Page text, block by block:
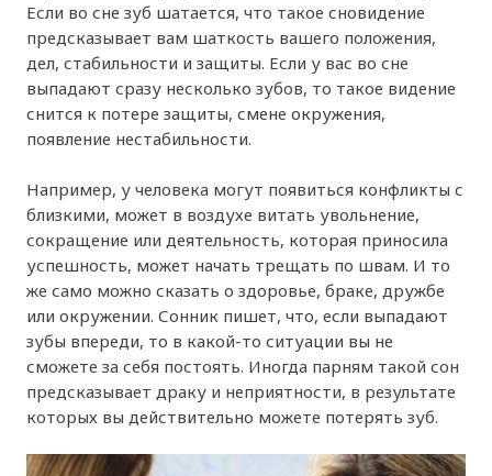
Если во сне зуб шатается, что такое сновидение
предсказывает вам шаткость вашего положения,
дел, стабильности и защиты. Если у вас во сне
выпадают сразу несколько зубов, то такое видение
снится к потере защиты, смене окружения,
появление нестабильности.
Например, у человека могут появиться конфликты с
близкими, может в воздухе витать увольнение,
сокращение или деятельность, которая приносила
успешность, может начать трещать по швам. И то
же само можно сказать о здоровье, браке, дружбе
или окружении. Сонник пишет, что, если выпадают
зубы впереди, то в какой-то ситуации вы не
сможете за себя постоять. Иногда парням такой сон
предсказывает драку и неприятности, в результате
которых вы действительно можете потерять зуб.